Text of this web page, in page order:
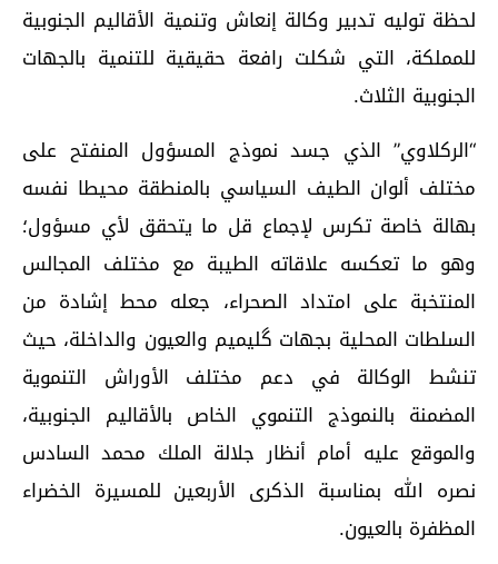
لحظة توليه تدبير وكالة إنعاش وتنمية الأقاليم الجنوبية
للمملكة، التي شكلت رافعة حقيقية للتنمية بالجهات
الجنوبية الثلاث.
“الركلاوي” الذي جسد نموذج المسؤول المنفتح على
مختلف ألوان الطيف السياسي بالمنطقة محيطا نفسه
بهالة خاصة تكرس لإجماع قل ما يتحقق لأي مسؤول؛
وهو ما تعكسه علاقاته الطيبة مع مختلف المجالس
المنتخبة على امتداد الصحراء، جعله محط إشادة من
السلطات المحلية بجهات گليميم والعيون والداخلة، حيث
تنشط الوكالة في دعم مختلف الأوراش التنموية
المضمنة بالنموذج التنموي الخاص بالأقاليم الجنوبية،
والموقع عليه أمام أنظار جلالة الملك محمد السادس
نصره الله بمناسبة الذكرى الأربعين للمسيرة الخضراء
المظفرة بالعيون.